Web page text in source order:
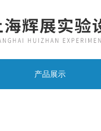
产品展示